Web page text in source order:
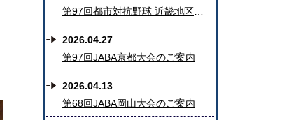
第97回都市対抗野球 近畿地区二次予選のご案内
2026.04.27
第97回JABA京都大会のご案内
2026.04.13
第68回JABA岡山大会のご案内